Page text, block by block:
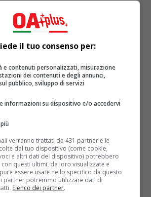
Perino”, immerso nello splendido
Val Trebbia, è uno dei percorsi più
provincia di Piacenza. Ecco come
cascare...
il tuo consenso per:
e contenuti personalizzati, misurazione
dei contenuti e degli annunci,
pubblico, sviluppo di servizi
informazioni su dispositivo e/o accedervi
verranno trattati da 431 partner e le
dal tuo dispositivo (come cookie,
e altri dati del dispositivo) potrebbero
questi ultimi, da loro visualizzate e
essere usate nello specifico da questo
partner potremmo utilizzare dati di
Elenco dei partner.